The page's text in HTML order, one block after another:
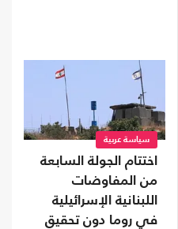
سياسة عربية
اختتام الجولة السابعة
من المفاوضات
اللبنانية الإسرائيلية
في روما دون تحقيق